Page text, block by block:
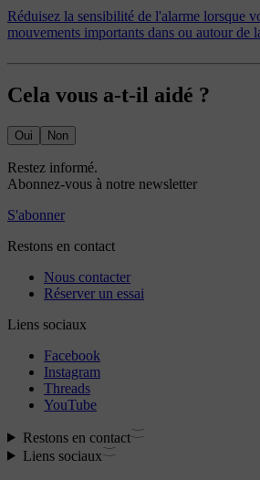
Réduisez la sensibilité de l'alarme lorsque
mouvements importants dans ou autour de
Cela vous a-t-il aidé ?
Oui Non